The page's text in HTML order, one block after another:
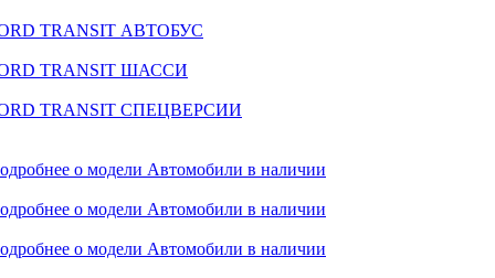
TRANSIT АВТОБУС
TRANSIT ШАССИ
TRANSIT СПЕЦВЕРСИИ
о модели Автомобили в наличии
о модели Автомобили в наличии
о модели Автомобили в наличии